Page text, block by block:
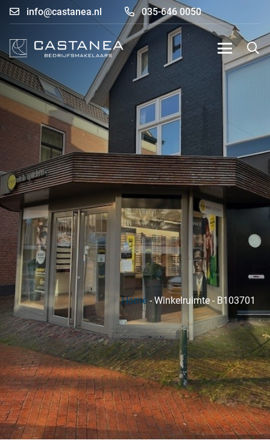
info@castanea.nl 035-646 0050
Home -Winkelruimte - B103701